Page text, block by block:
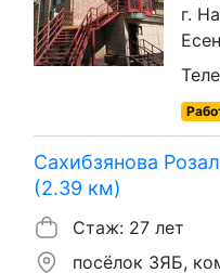
г.
Сахибзянова
(2.39 км)
Стаж: 27 лет
посёлок ЗЯБ,